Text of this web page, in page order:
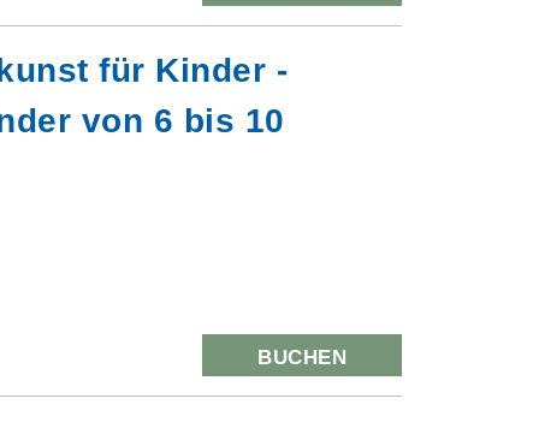
für Kinder -
von 6 bis 10
BUCHEN